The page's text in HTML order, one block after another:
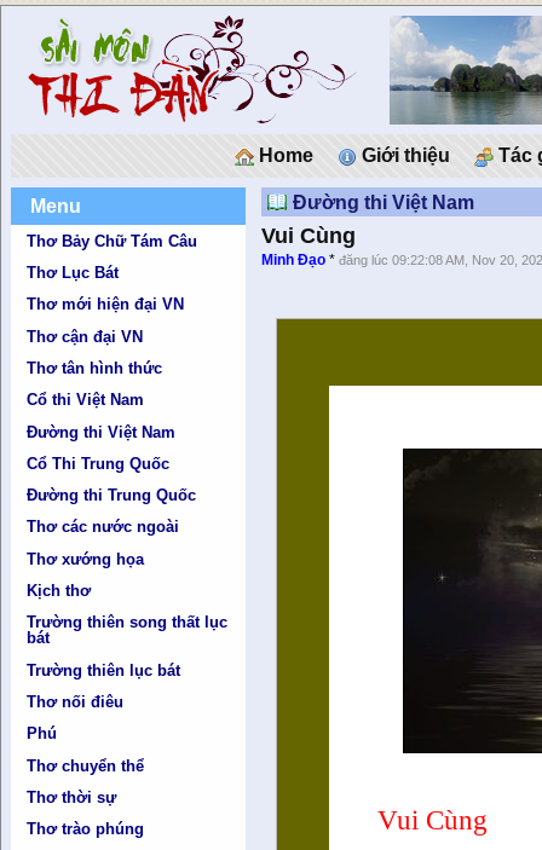
Home Giới thiệu Tác
Menu
Thơ Bảy Chữ Tám Câu
Thơ Lục Bát
Thơ mới hiện đại VN
Thơ cận đại VN
Thơ tân hình thức
Cổ thi Việt Nam
Đường thi Việt Nam
Cổ Thi Trung Quốc
Đường thi Trung Quốc
Thơ các nước ngoài
Thơ xướng họa
Kịch thơ
Trường thiên song thất lục
bát
Trường thiên lục bát
Thơ nối điêu
Phú
Thơ chuyển thể
Thơ thời sự
Thơ trào phúng
Đường thi Việt Nam
Vui Cùng
Minh Đạo *đăng lúc 09:22:08 AM, Nov 20,
Vui Cùng